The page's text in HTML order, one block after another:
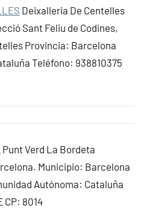
Deixalleria De Centelles
Sant Feliu de Codines,
Provincia: Barcelona
Teléfono: 938810375
Punt Verd La Bordeta
Municipio: Barcelona
Autónoma: Cataluña
CP: 8014